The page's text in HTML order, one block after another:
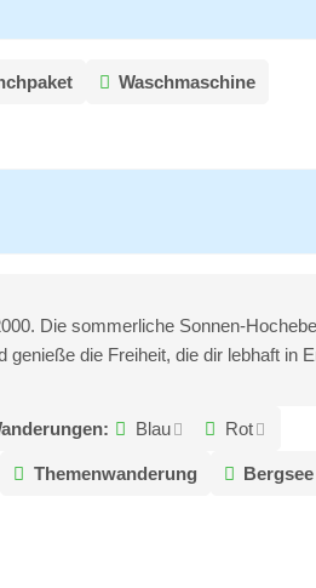
Waschmaschine
Die sommerliche Sonnen-
die Freiheit, die dir lebhaft in
Blau Rot
Themenwanderung Bergsee